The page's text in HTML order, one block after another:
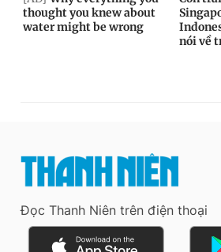
Đọc Thanh Niên trên điện thoại